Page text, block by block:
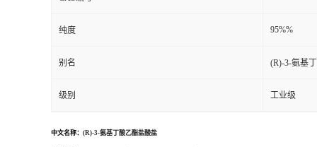
纯度 95%%
别名 (R)-3-氨基
级别 工业级
中文名称： (R)-3-氨基丁酸乙酯盐酸盐